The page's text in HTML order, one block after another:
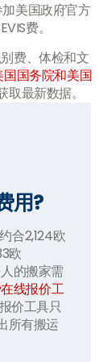
美国政府官方
费。
费、体检和文
国国务院和美国
取最新数据。
用?
合2,124欧
欧
的搬家需
线报价工
价工具只
所有搬运